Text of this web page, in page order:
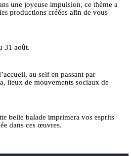
une joyeuse impulsion, ce thème a
productions créées afin de vous
31 août.
au self en passant par
lieux de mouvements sociaux de
belle balade imprimera vos esprits
dans ces œuvres.